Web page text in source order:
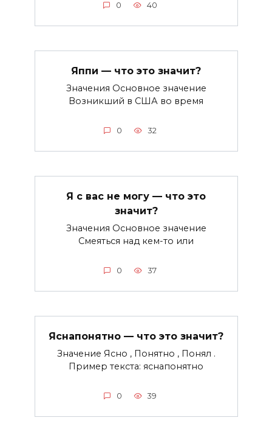
0 40
Яппи — что это значит?
Значения Основное значение
Возникший в США во время
0 32
Я с вас не могу — что это
значит?
Значения Основное значение
Смеяться над кем-то или
0 37
Яснапонятно — что это значит?
Значение Ясно , Понятно , Понял .
Пример текста: яснапонятно
0 39